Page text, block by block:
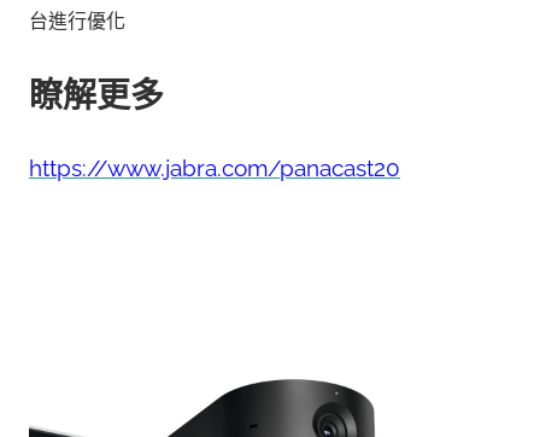
台進行優化
瞭解更多
https://www.jabra.com/panacast20